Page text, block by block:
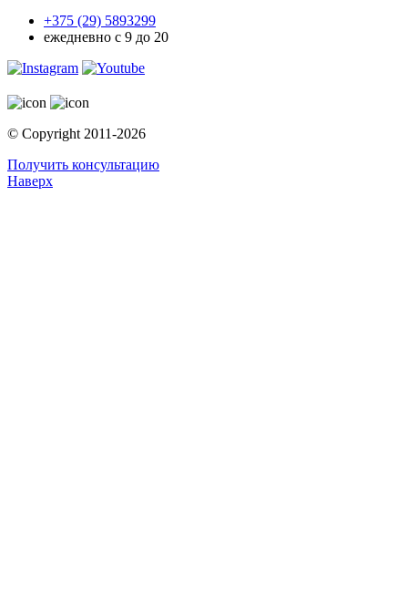
+375 (29) 5893299
ежедневно с 9 до 20
© Copyright 2011-2026
Получить консультацию
Наверх